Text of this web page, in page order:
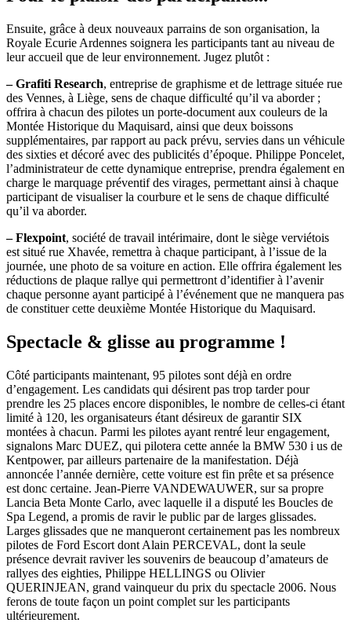
Ensuite, grâce à deux nouveaux parrains de son organisation, la
Royale Ecurie Ardennes soignera les participants tant au niveau de
leur accueil que de leur environnement. Jugez plutôt :
– Grafiti Research, entreprise de graphisme et de lettrage située rue
des Vennes, à Liège, sens de chaque difficulté qu’il va aborder ;
offrira à chacun des pilotes un porte-document aux couleurs de la
Montée Historique du Maquisard, ainsi que deux boissons
supplémentaires, par rapport au pack prévu, servies dans un véhicule
des sixties et décoré avec des publicités d’époque. Philippe Poncelet,
l’administrateur de cette dynamique entreprise, prendra également en
charge le marquage préventif des virages, permettant ainsi à chaque
participant de visualiser la courbure et le sens de chaque difficulté
qu’il va aborder.
– Flexpoint, société de travail intérimaire, dont le siège verviétois
est situé rue Xhavée, remettra à chaque participant, à l’issue de la
journée, une photo de sa voiture en action. Elle offrira également les
réductions de plaque rallye qui permettront d’identifier à l’avenir
chaque personne ayant participé à l’événement que ne manquera pas
de constituer cette deuxième Montée Historique du Maquisard.
Spectacle & glisse au programme !
Côté participants maintenant, 95 pilotes sont déjà en ordre
d’engagement. Les candidats qui désirent pas trop tarder pour
prendre les 25 places encore disponibles, le nombre de celles-ci étant
limité à 120, les organisateurs étant désireux de garantir SIX
montées à chacun. Parmi les pilotes ayant rentré leur engagement,
signalons Marc DUEZ, qui pilotera cette année la BMW 530 i us de
Kentpower, par ailleurs partenaire de la manifestation. Déjà
annoncée l’année dernière, cette voiture est fin prête et sa présence
est donc certaine. Jean-Pierre VANDEWAUWER, sur sa propre
Lancia Beta Monte Carlo, avec laquelle il a disputé les Boucles de
Spa Legend, a promis de ravir le public par de larges glissades.
Larges glissades que ne manqueront certainement pas les nombreux
pilotes de Ford Escort dont Alain PERCEVAL, dont la seule
présence devrait raviver les souvenirs de beaucoup d’amateurs de
rallyes des eighties, Philippe HELLINGS ou Olivier
QUERINJEAN, grand vainqueur du prix du spectacle 2006. Nous
ferons de toute façon un point complet sur les participants
ultérieurement.